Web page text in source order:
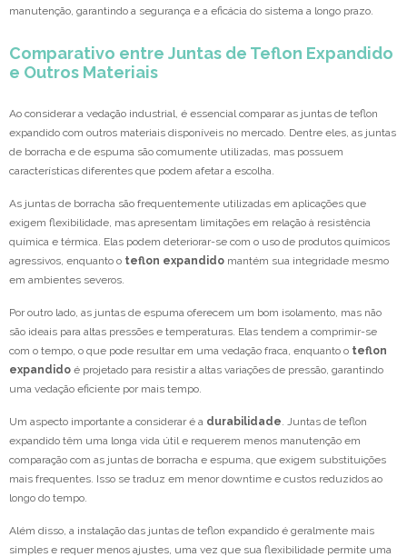
manutenção, garantindo a segurança e a eficácia do sistema a longo prazo.
Comparativo entre Juntas de Teflon Expandido
e Outros Materiais
Ao considerar a vedação industrial, é essencial comparar as juntas de teflon
expandido com outros materiais disponíveis no mercado. Dentre eles, as juntas
de borracha e de espuma são comumente utilizadas, mas possuem
características diferentes que podem afetar a escolha.
As juntas de borracha são frequentemente utilizadas em aplicações que
exigem flexibilidade, mas apresentam limitações em relação à resistência
química e térmica. Elas podem deteriorar-se com o uso de produtos químicos
agressivos, enquanto o teflon expandido mantém sua integridade mesmo
em ambientes severos.
Por outro lado, as juntas de espuma oferecem um bom isolamento, mas não
são ideais para altas pressões e temperaturas. Elas tendem a comprimir-se
com o tempo, o que pode resultar em uma vedação fraca, enquanto o teflon
expandido é projetado para resistir a altas variações de pressão, garantindo
uma vedação eficiente por mais tempo.
Um aspecto importante a considerar é a durabilidade. Juntas de teflon
expandido têm uma longa vida útil e requerem menos manutenção em
comparação com as juntas de borracha e espuma, que exigem substituições
mais frequentes. Isso se traduz em menor downtime e custos reduzidos ao
longo do tempo.
Além disso, a instalação das juntas de teflon expandido é geralmente mais
simples e requer menos ajustes, uma vez que sua flexibilidade permite uma